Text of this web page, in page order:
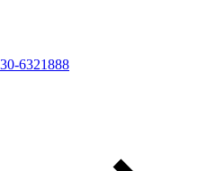
6321888